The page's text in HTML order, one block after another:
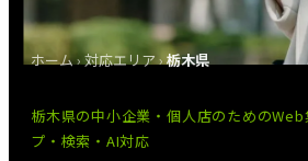
ホーム›対応エリア › 栃木県
栃木県の中小企業・個人店のための
プ・検索・AI対応